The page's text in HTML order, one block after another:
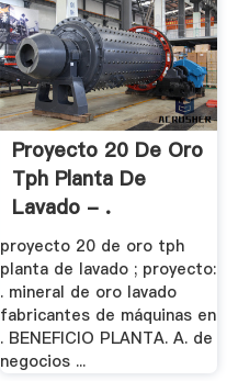
Proyecto 20 De Oro
Tph Planta De
Lavado - .
proyecto 20 de oro tph
planta de lavado ; proyecto:
. mineral de oro lavado
fabricantes de máquinas en
. BENEFICIO PLANTA. A. de
negocios ...